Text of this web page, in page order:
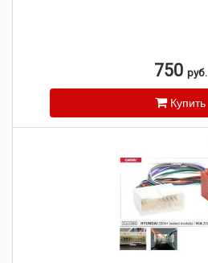
750 руб.
Купить